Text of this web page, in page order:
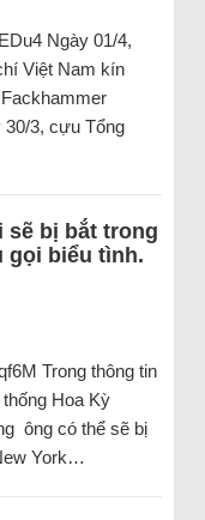
Ngày 01/4,
Việt Nam kín
30/3, cựu Tổng
sẽ bị bắt trong
gọi biểu tình.
Trong thông tin
Hoa Kỳ
ông có thể sẽ bị
York…